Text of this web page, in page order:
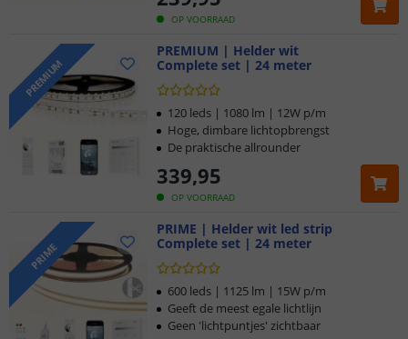
OP VOORRAAD
PREMIUM
PREMIUM | Helder wit
Complete set | 24 meter
OP VOORRAAD
339,95
120 leds | 1080 lm | 12W p/m
Hoge, dimbare lichtopbrengst
De praktische allrounder
PRIME
PRIME | Helder wit led strip
Complete set | 24 meter
600 leds | 1125 lm | 15W p/m
Geeft de meest egale lichtlijn
Geen 'lichtpuntjes' zichtbaar